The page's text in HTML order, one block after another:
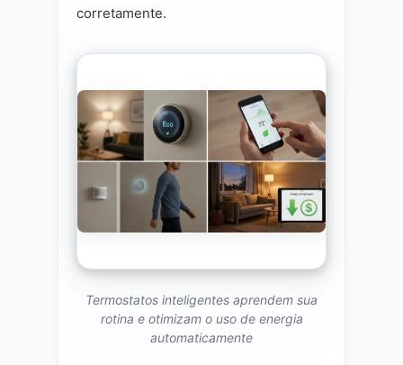
corretamente.
Termostatos inteligentes aprendem sua
rotina e otimizam o uso de energia
automaticamente